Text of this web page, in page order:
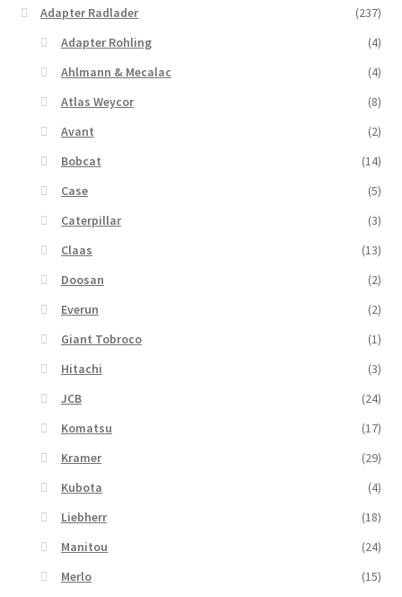
Adapter Radlader
(237)
Adapter Rohling
(4)
Ahlmann & Mecalac
(4)
Atlas Weycor
(8)
Avant
(2)
Bobcat
(14)
Case
(5)
Caterpillar
(3)
Claas
(13)
Doosan
(2)
Everun
(2)
Giant Tobroco
(1)
Hitachi
(3)
JCB
(24)
Komatsu
(17)
Kramer
(29)
Kubota
(4)
Liebherr
(18)
Manitou
(24)
Merlo
(15)